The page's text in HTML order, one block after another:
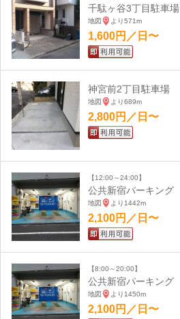
千駄ヶ谷3丁目駐車場
地図 より571m
1,600円／日〜
神宮前2丁目駐車場
地図 より689m
2,800円／日〜
【12:00～24:00】
公共新宿パーキング
地図 より1442m
2,100円／日〜
【8:00～20:00】
公共新宿パーキング
地図 より1450m
2,100円／日〜